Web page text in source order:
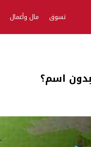
تسوق مال وأعمال
اسم؟